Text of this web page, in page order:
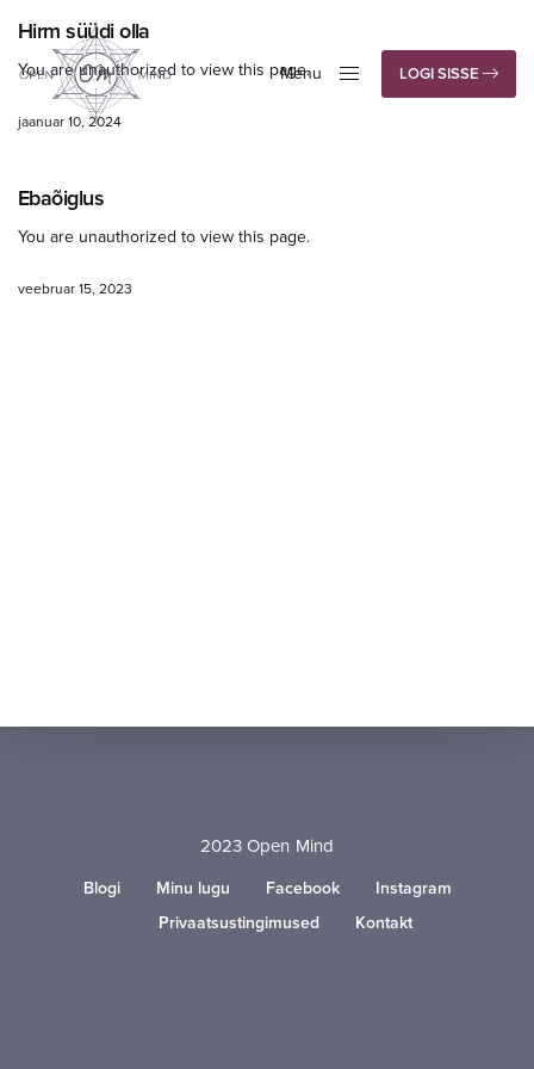
Menu
LOGI SISSE
Hirm süüdi olla
You are unauthorized to view this page.
jaanuar 10, 2024
Ebaõiglus
You are unauthorized to view this page.
veebruar 15, 2023
2023 Open Mind
Blogi Minu lugu Facebook
Instagram
Privaatsustingimused
Kontakt